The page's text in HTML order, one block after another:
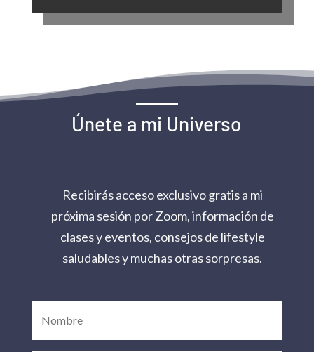
Únete a mi Universo
Recibirás acceso exclusivo gratis a mi
próxima sesión por Zoom, información de
clases y eventos, consejos de lifestyle
saludables y muchas otras sorpresas.